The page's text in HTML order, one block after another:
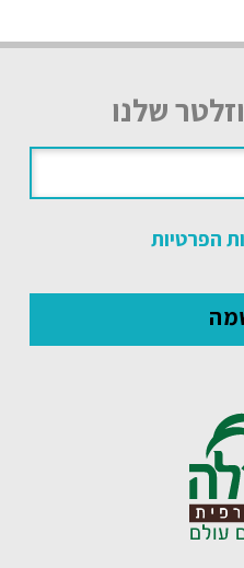
שלנו
הפרטיות